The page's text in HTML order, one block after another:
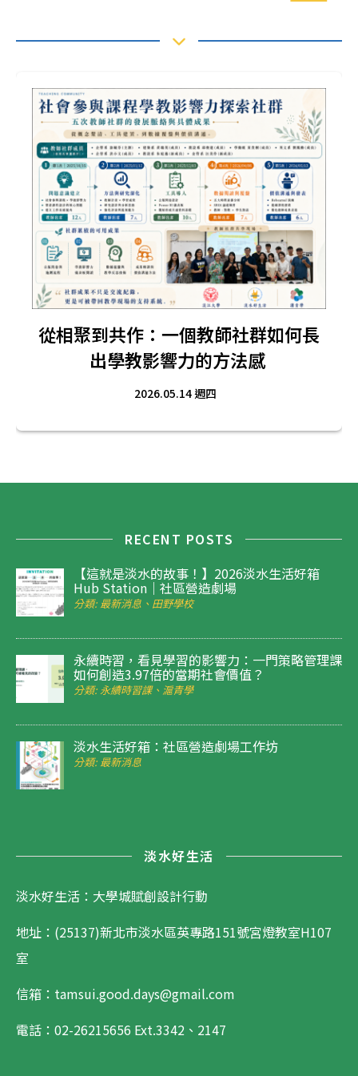
從相聚到共作：一個教師社群如何長
出學教影響力的方法感
2026.05.14 週四
RECENT POSTS
【這就是淡水的故事！】2026淡水生活好箱
Hub Station｜社區營造劇場
分類: 最新消息、田野學校
永續時習，看見學習的影響力：一門策略管理課
如何創造3.97倍的當期社會價值？
分類: 永續時習課、滬青學
淡水生活好箱：社區營造劇場工作坊
分類: 最新消息
淡水好生活
淡水好生活：大學城賦創設計行動
地址：(25137)新北市淡水區英專路151號宮燈教室H107
室
信箱：tamsui.good.days@gmail.com
電話：02-26215656 Ext.3342、2147